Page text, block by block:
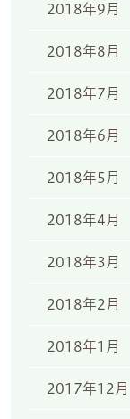
2018年9月
2018年8月
2018年7月
2018年6月
2018年5月
2018年4月
2018年3月
2018年2月
2018年1月
2017年12月